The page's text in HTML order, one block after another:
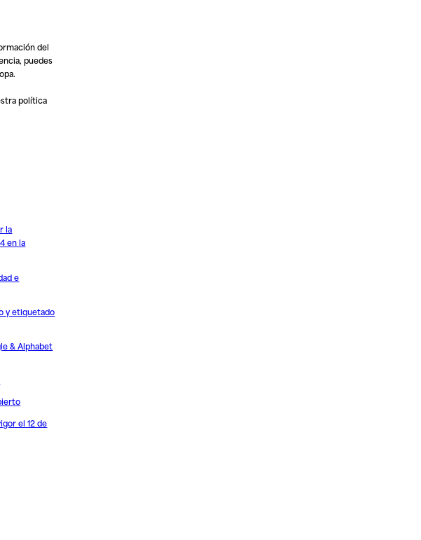
del
puedes
política
la
en la
e
y etiquetado
& Alphabet
el 12 de